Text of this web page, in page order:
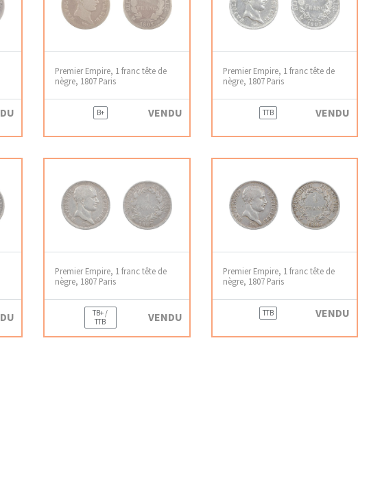
Premier Empire, 1 franc tête de
nègre, 1807 Paris
B+ VENDU
Premier Empire, 1 franc tête de
nègre, 1807 Paris
TTB VENDU
Premier Empire, 1 franc tête de
nègre, 1807 Paris
TB+ /
TTB
VENDU
Premier Empire, 1 franc tête de
nègre, 1807 Paris
TTB VENDU